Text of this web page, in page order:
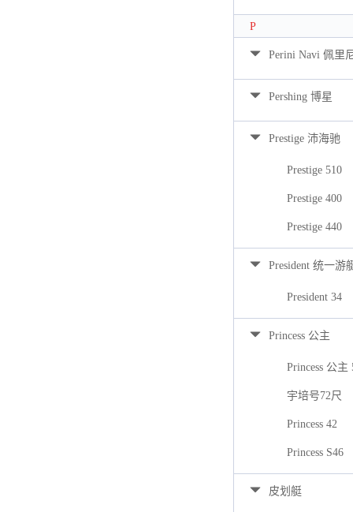
P
Perini Navi 佩里
Pershing 博星
Prestige 沛海驰
Prestige 510
Prestige 400
Prestige 440
President 统一游
President 34
Princess 公主
Princess 公主
宇培号72尺
Princess 42
Princess S46
皮划艇